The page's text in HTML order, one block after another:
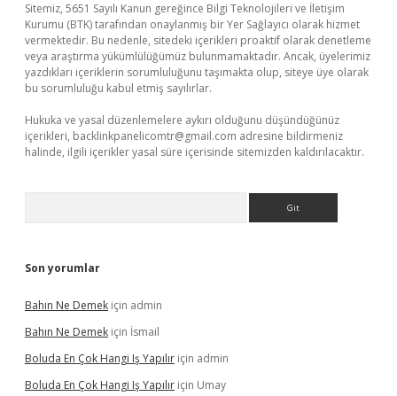
Sitemiz, 5651 Sayılı Kanun gereğince Bilgi Teknolojileri ve İletişim
Kurumu (BTK) tarafından onaylanmış bir Yer Sağlayıcı olarak hizmet
vermektedir. Bu nedenle, sitedeki içerikleri proaktif olarak denetleme
veya araştırma yükümlülüğümüz bulunmamaktadır. Ancak, üyelerimiz
yazdıkları içeriklerin sorumluluğunu taşımakta olup, siteye üye olarak
bu sorumluluğu kabul etmiş sayılırlar.
Hukuka ve yasal düzenlemelere aykırı olduğunu düşündüğünüz
içerikleri, backlinkpanelicomtr@gmail.com adresine bildirmeniz
halinde, ilgili içerikler yasal süre içerisinde sitemizden kaldırılacaktır.
Son yorumlar
Bahın Ne Demek için admin
Bahın Ne Demek için İsmail
Boluda En Çok Hangi Iş Yapılır için admin
Boluda En Çok Hangi Iş Yapılır için Umay